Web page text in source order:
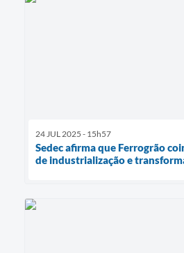
24 JUL 2025 - 15h57
Sedec afirma que Ferrogrão
de industrialização e